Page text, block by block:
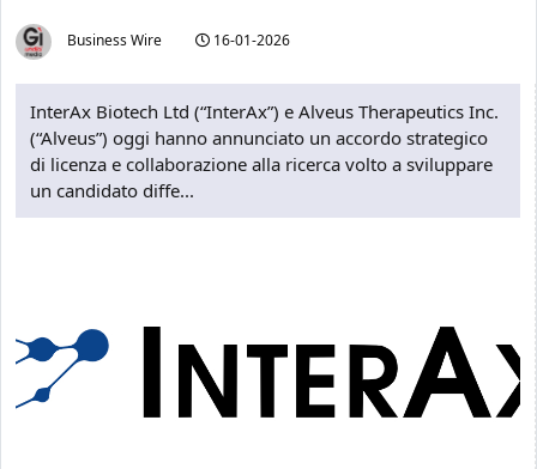
Business Wire 16-01-2026
InterAx Biotech Ltd (“InterAx”) e Alveus Therapeutics Inc.
(“Alveus”) oggi hanno annunciato un accordo strategico
di licenza e collaborazione alla ricerca volto a sviluppare
un candidato diffe...